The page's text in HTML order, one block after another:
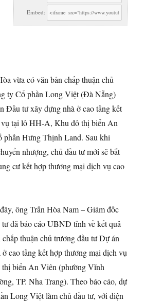
Embed:
vừa có văn bản chấp thuận chủ
ty Cổ phần Long Việt (Đà Nẵng)
Đầu tư xây dựng nhà ở cao tầng kết
tại lô HH-A, Khu đô thị biển An
phần Hưng Thịnh Land. Sau khi
nhượng, chủ đầu tư mới sẽ bắt
cư kết hợp thương mại dịch vụ cao
ông Trần Hòa Nam – Giám đốc
đã báo cáo UBND tỉnh về kết quả
thuận chủ trương đầu tư Dự án
cao tầng kết hợp thương mại dịch vụ
biển An Viên (phường Vĩnh
TP. Nha Trang). Theo báo cáo, dự
Long Việt làm chủ đầu tư, với diện